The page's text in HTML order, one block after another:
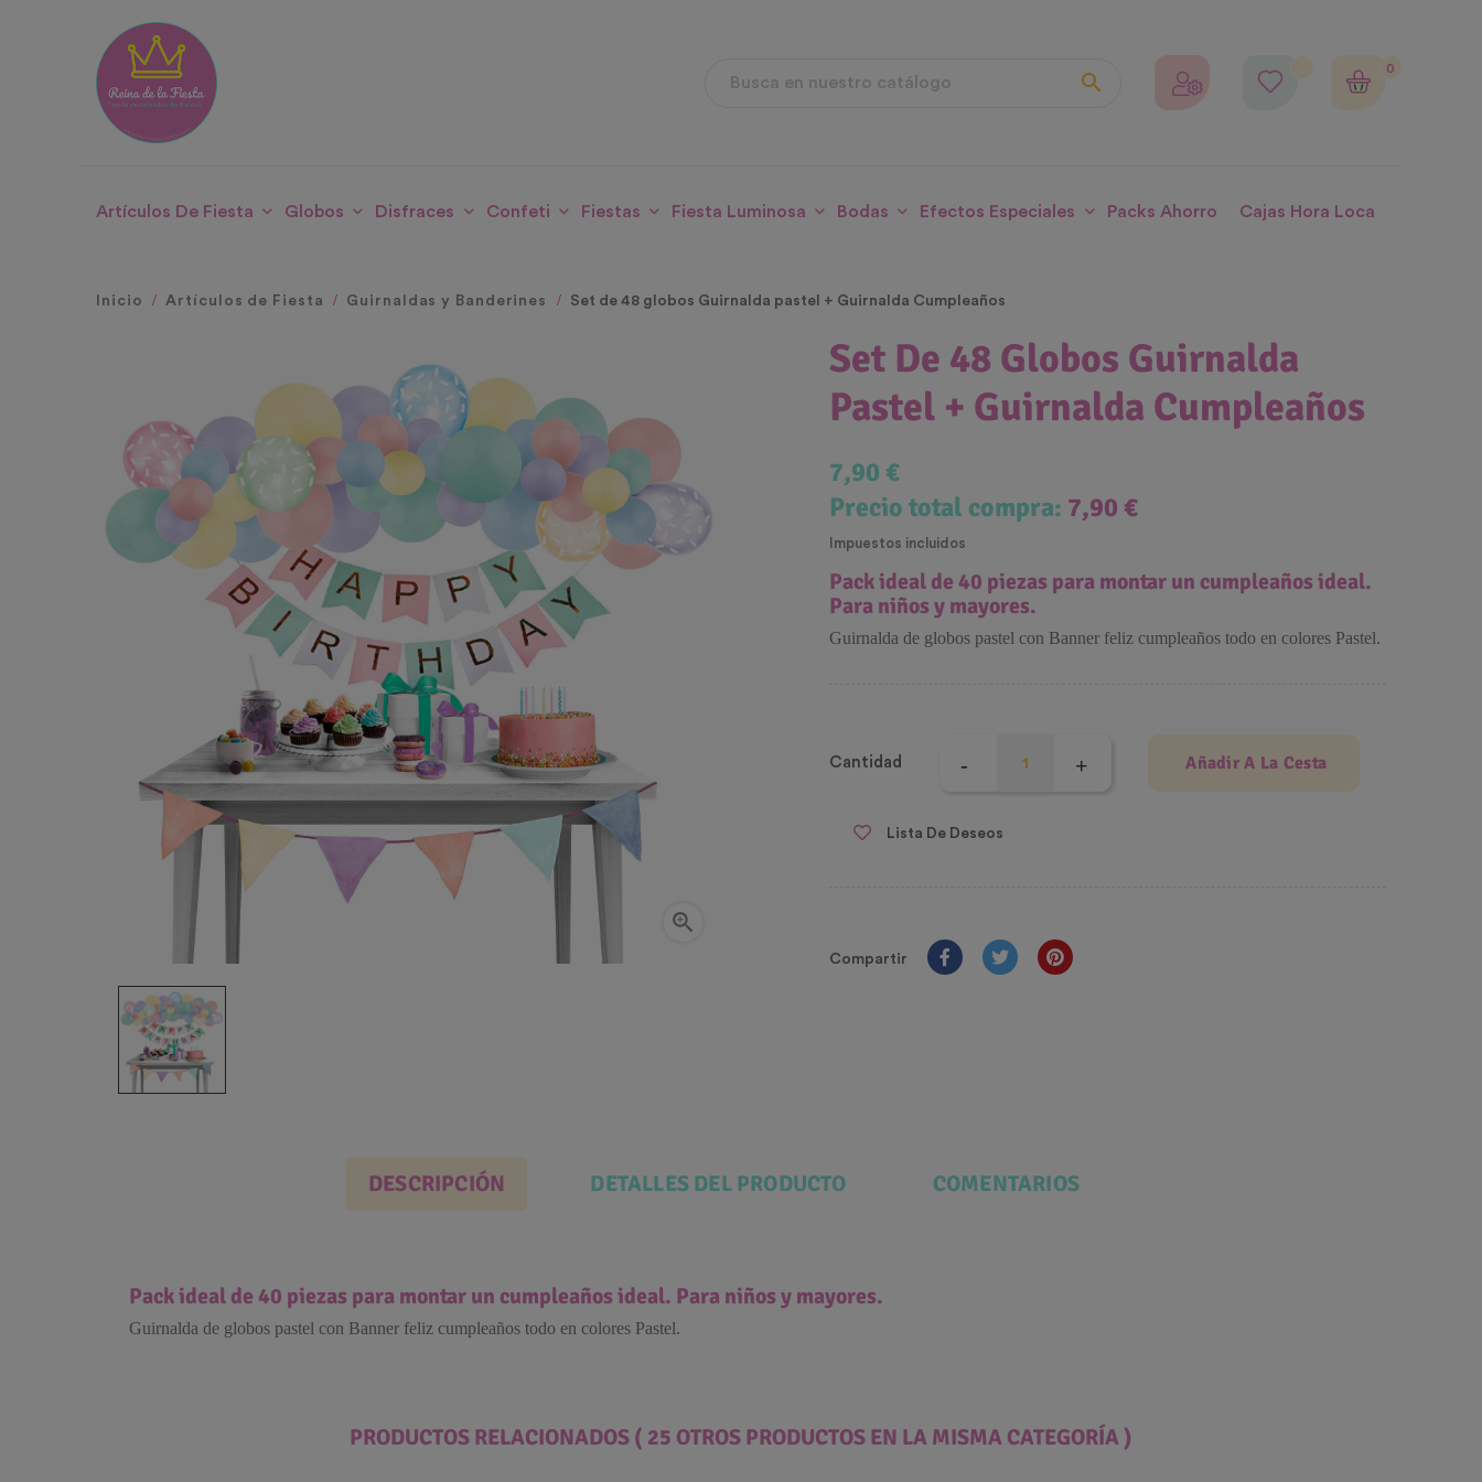

0
Artículos De Fiesta Globos Disfraces Confeti Fiestas Fiesta Luminosa Bodas Efectos Especiales Packs Ahorro Cajas Hora Loca
Inicio Artículos de Fiesta Guirnaldas y Banderines Set de 48 globos Guirnalda pastel + Guirnalda Cumpleaños

Set De 48 Globos Guirnalda
Pastel + Guirnalda Cumpleaños
7,90 €
Precio total compra: 7,90 €
Impuestos incluidos
Pack ideal de 40 piezas para montar un cumpleaños ideal.
Para niños y mayores.
Guirnalda de globos pastel con Banner feliz cumpleaños todo en colores Pastel.
Cantidad Añadir A La Cesta
Lista De Deseos
Compartir
DESCRIPCIÓN DETALLES DEL PRODUCTO COMENTARIOS
Pack ideal de 40 piezas para montar un cumpleaños ideal. Para niños y mayores.
Guirnalda de globos pastel con Banner feliz cumpleaños todo en colores Pastel.
PRODUCTOS RELACIONADOS ( 25 OTROS PRODUCTOS EN LA MISMA CATEGORÍA )